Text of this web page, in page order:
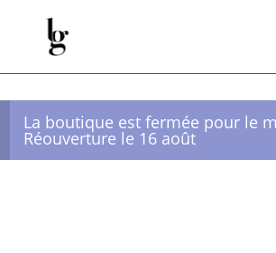
La boutique est fermée pour le
Réouverture le 16 août